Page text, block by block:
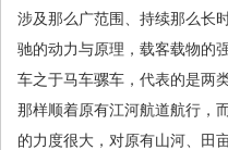
涉及那么广范围、持续那么长
驰的动力与原理，载客载物的
车之于马车骡车，代表的是两
那样顺着原有江河航道航行，
的力度很大，对原有山河、田